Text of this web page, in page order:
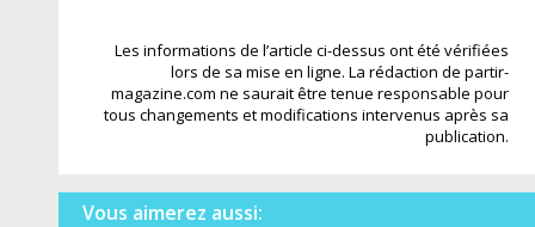
Les informations de l’article ci-dessus ont été vérifiées
lors de sa mise en ligne. La rédaction de partir-
magazine.com ne saurait être tenue responsable pour
tous changements et modifications intervenus après sa
publication.
Vous aimerez aussi: